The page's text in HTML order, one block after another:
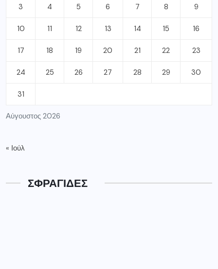
Αύγουστος 2026
3 4 5 6 7 8 9
10 11 12 13 14 15 16
17 18 19 20 21 22 23
24 25 26 27 28 29 30
31
« Ιούλ
ΣΦΡΑΓΙΔΕΣ